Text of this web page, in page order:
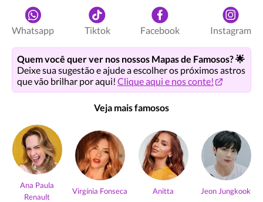
Whatsapp Tiktok Facebook Instagram
Quem você quer ver nos nossos Mapas de Famosos? 🌟
Deixe sua sugestão e ajude a escolher os próximos astros
que vão brilhar por aqui! Clique aqui e nos conte!
Veja mais famosos
Ana Paula
Renault
Virgínia Fonseca Anitta Jeon Jungkook